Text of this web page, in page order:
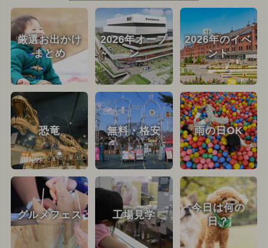
厳選お出かけ
まとめ
2026年オープ
ン
2026年のイベ
ント
恐竜 無料・格安 雨の日OK
グルメフェス 工場見学
今日は何の
日？